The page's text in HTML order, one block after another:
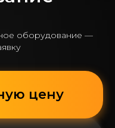
оборудование —
цену